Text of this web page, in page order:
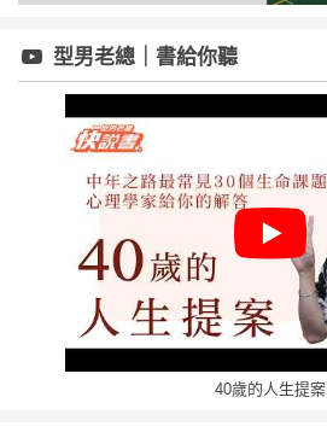
型男老總｜書給你聽
40歲的人生提案